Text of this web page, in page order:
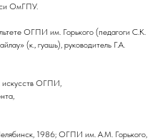
ОмГПУ.
ОГПИ им. Горького (педагоги С.К.
(к., гуашь), руководитель Г.А.
искусств ОГПИ,
1986; ОГПИ им. А.М. Горького,